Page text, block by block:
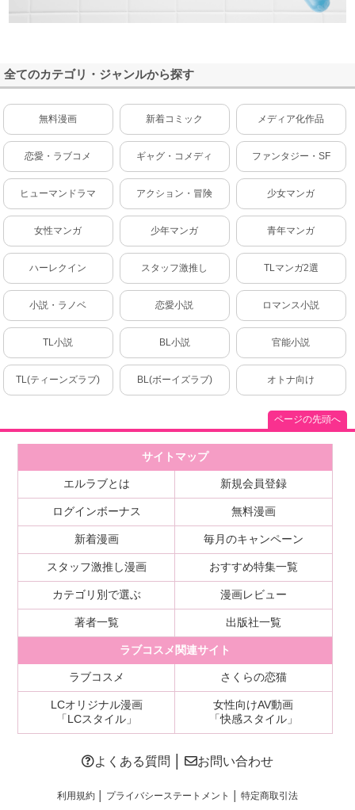
全てのカテゴリ・ジャンルから探す
無料漫画 新着コミック メディア化作品
恋愛・ラブコメ ギャグ・コメディ ファンタジー・SF
ヒューマンドラマ アクション・冒険 少女マンガ
女性マンガ 少年マンガ 青年マンガ
ハーレクイン スタッフ激推し TLマンガ2選
小説・ラノベ 恋愛小説 ロマンス小説
TL小説 BL小説 官能小説
TL(ティーンズラブ) BL(ボーイズラブ) オトナ向け
ページの先頭へ
サイトマップ
エルラブとは 新規会員登録
ログインボーナス 無料漫画
新着漫画 毎月のキャンペーン
スタッフ激推し漫画 おすすめ特集一覧
カテゴリ別で選ぶ 漫画レビュー
著者一覧 出版社一覧
ラブコスメ関連サイト
ラブコスメ さくらの恋猫
LCオリジナル漫画
「LCスタイル」
女性向けAV動画
「快感スタイル」
よくある質問 お問い合わせ
利用規約│ プライバシーステートメント 特定商取引法